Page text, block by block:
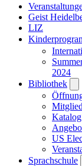
Geist
LIZ
2024
Bibliothek
US
Sprachschule